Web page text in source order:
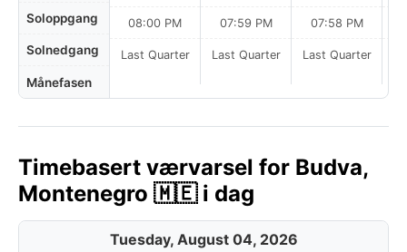
Soloppgang
Solnedgang
Månefasen
08:00 PM
Last Quarter
07:59 PM
Last Quarter
07:58 PM
Last Quarter
Timebasert værvarsel for Budva,
Montenegro 🇲🇪 i dag
Tuesday, August 04, 2026